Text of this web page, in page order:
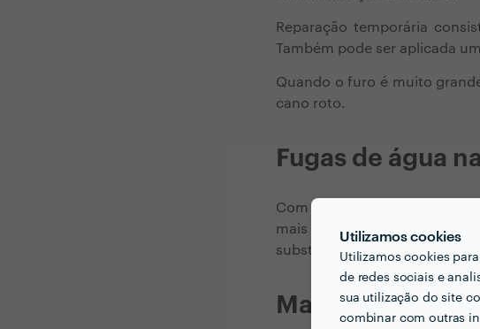
Utilizamos cookies
Utilizamos cookies
de redes sociais e
sua utilização do site
combinar com outras
Reparação temporária
Também pode ser aplicada
Quando o furo é muito
cano roto.
Fugas de água
Com o tempo, as
mais ocorrem fugas de
substituição das junções.
Material dos